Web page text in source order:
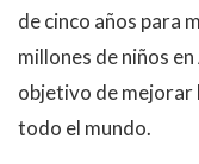
de cinco años para
millones de niños
objetivo de mejorar
todo el mundo.